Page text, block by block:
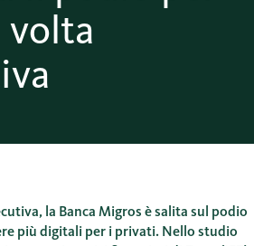
volta
la Banca Migros è salita sul podio
più digitali per i privati. Nello studio